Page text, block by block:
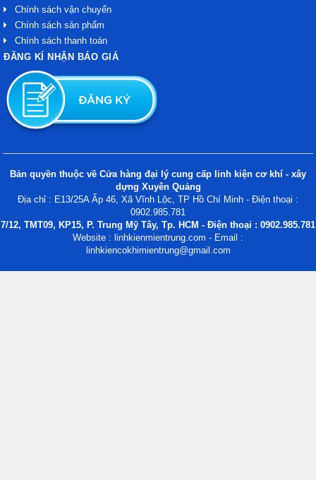
Chính sách vận chuyển
Chính sách sản phẩm
Chính sách thanh toán
ĐĂNG KÍ NHẬN BÁO GIÁ
Bản quyền thuộc về Cửa hàng đại lý cung cấp linh kiện cơ khí - xây
dựng Xuyên Quảng
Địa chỉ : E13/25A Ấp 46, Xã Vĩnh Lộc, TP Hồ Chí Minh - Điện thoại :
0902.985.781
7/12, TMT09, KP15, P. Trung Mỹ Tây, Tp. HCM - Điện thoại : 0902.985.781
Website : linhkienmientrung.com - Email :
linhkiencokhimientrung@gmail.com